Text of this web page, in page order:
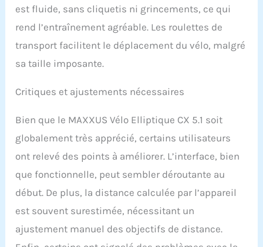
est fluide, sans cliquetis ni grincements, ce qui
rend l’entraînement agréable. Les roulettes de
transport facilitent le déplacement du vélo, malgré
sa taille imposante.
Critiques et ajustements nécessaires
Bien que le MAXXUS Vélo Elliptique CX 5.1 soit
globalement très apprécié, certains utilisateurs
ont relevé des points à améliorer. L’interface, bien
que fonctionnelle, peut sembler déroutante au
début. De plus, la distance calculée par l’appareil
est souvent surestimée, nécessitant un
ajustement manuel des objectifs de distance.